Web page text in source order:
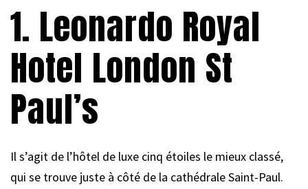
1. Leonardo Royal
Hotel London St
Paul’s
Il s’agit de l’hôtel de luxe cinq étoiles le mieux classé,
qui se trouve juste à côté de la cathédrale Saint-Paul.